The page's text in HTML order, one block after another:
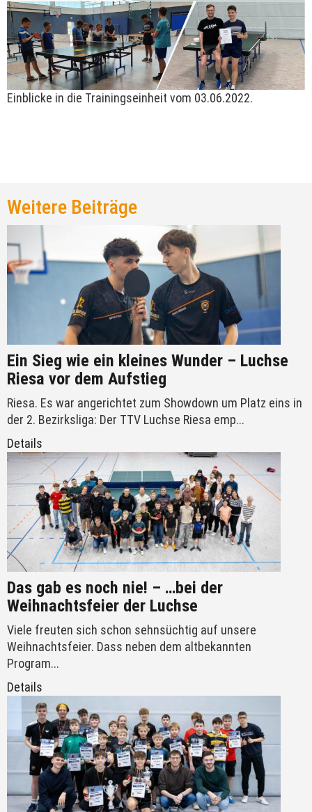
Einblicke in die Trainingseinheit vom 03.06.2022.
Weitere Beiträge
Ein Sieg wie ein kleines Wunder – Luchse
Riesa vor dem Aufstieg
Riesa. Es war angerichtet zum Showdown um Platz eins in
der 2. Bezirksliga: Der TTV Luchse Riesa emp...
Details
Das gab es noch nie! – …bei der
Weihnachtsfeier der Luchse
Viele freuten sich schon sehnsüchtig auf unsere
Weihnachtsfeier. Dass neben dem altbekannten
Program...
Details